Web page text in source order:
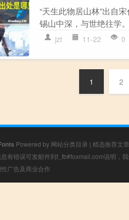
“天生此物居山林”出自
锡山中深，与世绝往学
jzt 11-22 0
1 2
Powered by 网站分类目录 | 精选推荐文章
有错误可发邮件到f_fb#foxmail.com说明，
广告及商业合作